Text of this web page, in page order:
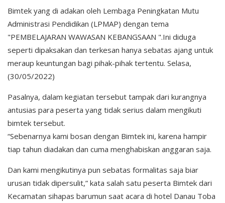
Bimtek yang di adakan oleh Lembaga Peningkatan Mutu
Administrasi Pendidikan (LPMAP) dengan tema
"PEMBELAJARAN WAWASAN KEBANGSAAN ".Ini diduga
seperti dipaksakan dan terkesan hanya sebatas ajang untuk
meraup keuntungan bagi pihak-pihak tertentu. Selasa,
(30/05/2022)
Pasalnya, dalam kegiatan tersebut tampak dari kurangnya
antusias para peserta yang tidak serius dalam mengikuti
bimtek tersebut.
“Sebenarnya kami bosan dengan Bimtek ini, karena hampir
tiap tahun diadakan dan cuma menghabiskan anggaran saja.
Dan kami mengikutinya pun sebatas formalitas saja biar
urusan tidak dipersulit,” kata salah satu peserta Bimtek dari
Kecamatan sihapas barumun saat acara di hotel Danau Toba